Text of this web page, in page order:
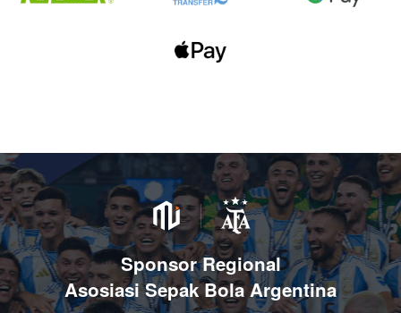
Sponsor Regional
Asosiasi Sepak Bola Argentina